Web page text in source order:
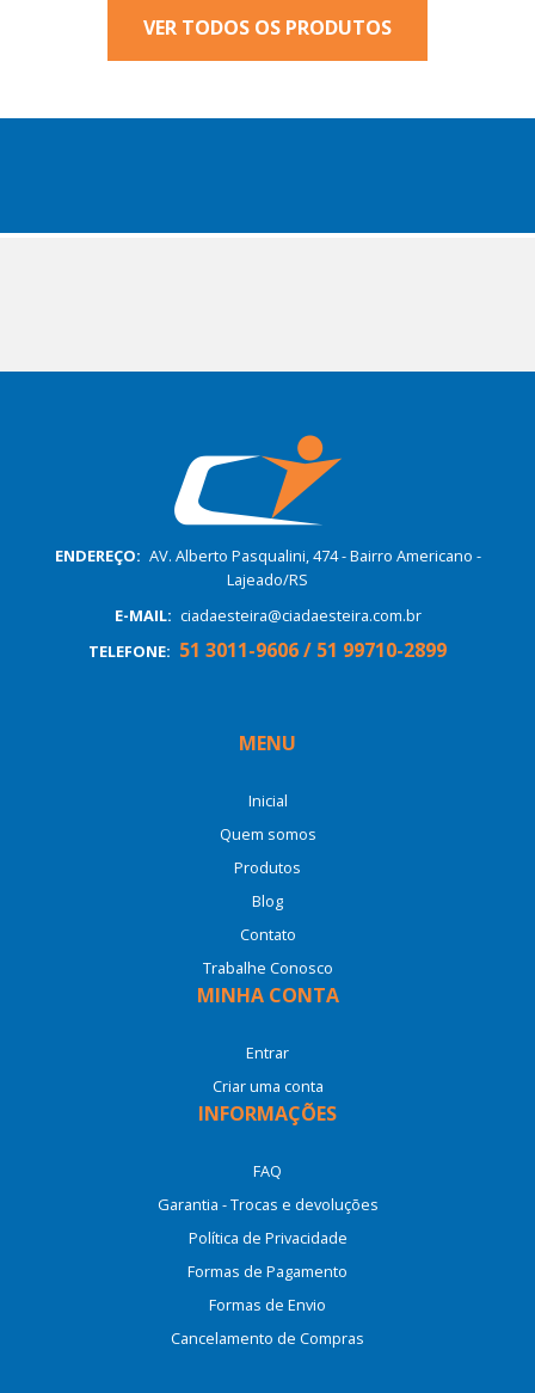
VER TODOS OS PRODUTOS
ENDEREÇO: AV. Alberto Pasqualini, 474 - Bairro Americano -
Lajeado/RS
E-MAIL: ciadaesteira@ciadaesteira.com.br
TELEFONE: 51 3011-9606 / 51 99710-2899
MENU
Inicial
Quem somos
Produtos
Blog
Contato
Trabalhe Conosco
MINHA CONTA
Entrar
Criar uma conta
INFORMAÇÕES
FAQ
Garantia - Trocas e devoluções
Política de Privacidade
Formas de Pagamento
Formas de Envio
Cancelamento de Compras